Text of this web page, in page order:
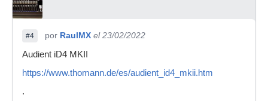
#4 por RaulMX el 23/02/2022
Audient iD4 MKII
https://www.thomann.de/es/audient_id4_mkii.htm
.